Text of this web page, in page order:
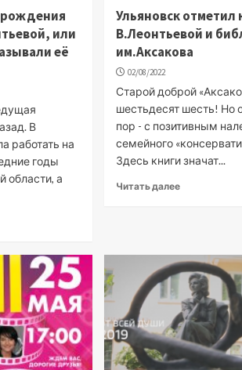
рождения
или
её
В
работать на
годы
области, а
Ульяновск отметил
В.Леонтьевой и
им.Аксакова
02/08/2022
Старой доброй
шестьдесят шесть! Но
пор - с позитивным
семейного
Здесь книги значат...
Читать далее